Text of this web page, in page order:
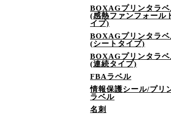
BOXAGプリンタラ
(感熱ファンフォール
イプ)
BOXAGプリンタラ
(シートタイプ)
BOXAGプリンタラ
(連続タイプ)
FBAラベル
情報保護シール/プリ
ラベル
名刺